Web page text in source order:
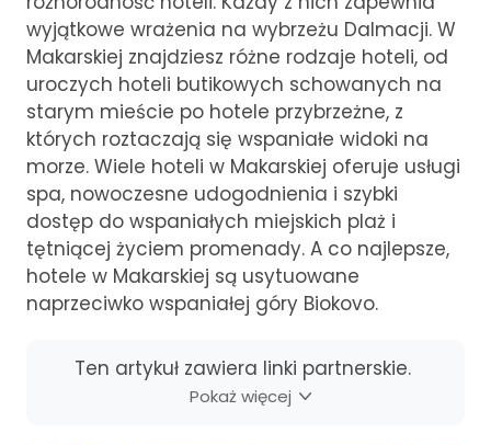
wyjątkowe wrażenia na wybrzeżu Dalmacji. W
Makarskiej znajdziesz różne rodzaje hoteli, od
uroczych hoteli butikowych schowanych na
starym mieście po hotele przybrzeżne, z
których roztaczają się wspaniałe widoki na
morze. Wiele hoteli w Makarskiej oferuje usługi
spa, nowoczesne udogodnienia i szybki
dostęp do wspaniałych miejskich plaż i
tętniącej życiem promenady. A co najlepsze,
hotele w Makarskiej są usytuowane
naprzeciwko wspaniałej góry Biokovo.
Ten artykuł zawiera linki partnerskie.
Pokaż więcej